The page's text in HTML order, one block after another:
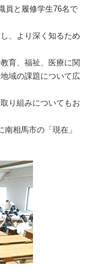
員と履修学生76名で
、より深く知るため
育、福祉、医療に関
域の課題について広
り組みについてもお
相馬市の「現在」